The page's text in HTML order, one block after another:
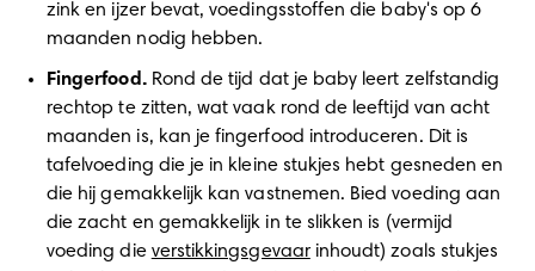
zink en ijzer bevat, voedingsstoffen die baby's op 6
maanden nodig hebben.
Fingerfood. Rond de tijd dat je baby leert zelfstandig
rechtop te zitten, wat vaak rond de leeftijd van acht
maanden is, kan je fingerfood introduceren. Dit is
tafelvoeding die je in kleine stukjes hebt gesneden en
die hij gemakkelijk kan vastnemen. Bied voeding aan
die zacht en gemakkelijk in te slikken is (vermijd
voeding die verstikkingsgevaar inhoudt) zoals stukjes